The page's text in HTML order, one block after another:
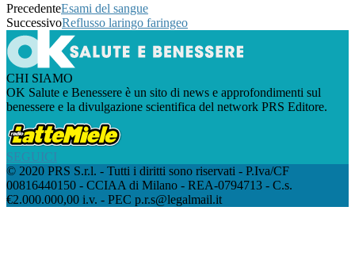
PrecedenteEsami del sangue
SuccessivoReflusso laringo faringeo
CHI SIAMO
OK Salute e Benessere è un sito di news e approfondimenti sul
benessere e la divulgazione scientifica del network PRS Editore.
SEGUICI
© 2020 PRS S.r.l. - Tutti i diritti sono riservati - P.Iva/CF
00816440150 - CCIAA di Milano - REA-0794713 - C.s.
€2.000.000,00 i.v. - PEC p.r.s@legalmail.it